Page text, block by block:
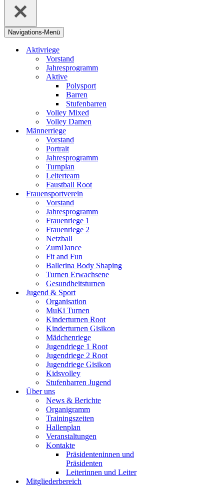
Navigations-Menü
Aktivriege
Vorstand
Jahresprogramm
Aktive
Polysport
Barren
Stufenbarren
Volley Mixed
Volley Damen
Männerriege
Vorstand
Portrait
Jahresprogramm
Turnplan
Leiterteam
Faustball Root
Frauensportverein
Vorstand
Jahresprogramm
Frauenriege 1
Frauenriege 2
Netzball
ZumDance
Fit and Fun
Ballerina Body Shaping
Turnen Erwachsene
Gesundheitsturnen
Jugend & Sport
Organisation
MuKi Turnen
Kinderturnen Root
Kinderturnen Gisikon
Mädchenriege
Jugendriege 1 Root
Jugendriege 2 Root
Jugendriege Gisikon
Kidsvolley
Stufenbarren Jugend
Über uns
News & Berichte
Organigramm
Trainingszeiten
Hallenplan
Veranstaltungen
Kontakte
Präsidenteninnen und
Präsidenten
Leiterinnen und Leiter
Mitgliederbereich